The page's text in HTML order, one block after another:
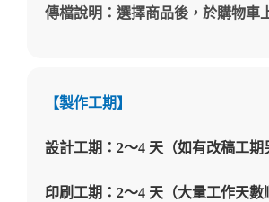
傳檔說明：選擇商品後，於購物車
【製作工期】
設計工期：2～4 天（如有改稿工期
印刷工期：2～4 天（大量工作天數